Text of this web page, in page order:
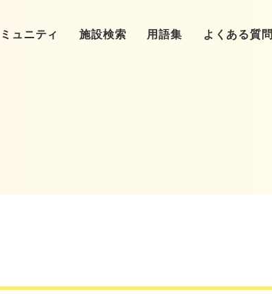
ュニティ 施設検索 用語集 よくある質問